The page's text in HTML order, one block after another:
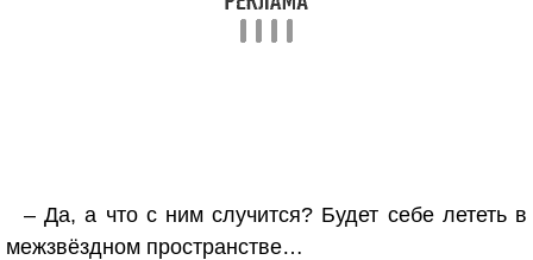
– Да, а что с ним случится? Будет себе лететь в
межзвёздном пространстве…